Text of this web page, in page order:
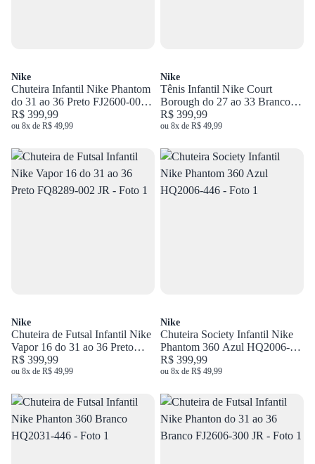
Nike
Chuteira Infantil Nike Phantom
do 31 ao 36 Preto FJ2600-002
JR
R$ 399,99
ou 8x de R$ 49,99
Nike
Tênis Infantil Nike Court
Borough do 27 ao 33 Branco
DV5457-104
R$ 399,99
ou 8x de R$ 49,99
Nike
Chuteira de Futsal Infantil Nike
Vapor 16 do 31 ao 36 Preto
FQ8289-002 JR
R$ 399,99
ou 8x de R$ 49,99
Nike
Chuteira Society Infantil Nike
Phantom 360 Azul HQ2006-
446
R$ 399,99
ou 8x de R$ 49,99